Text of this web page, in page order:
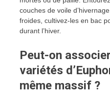
couches de voile
froides, cultivez-les en bac
durant l’hiver.
Peut-on
variétés
même massif ?